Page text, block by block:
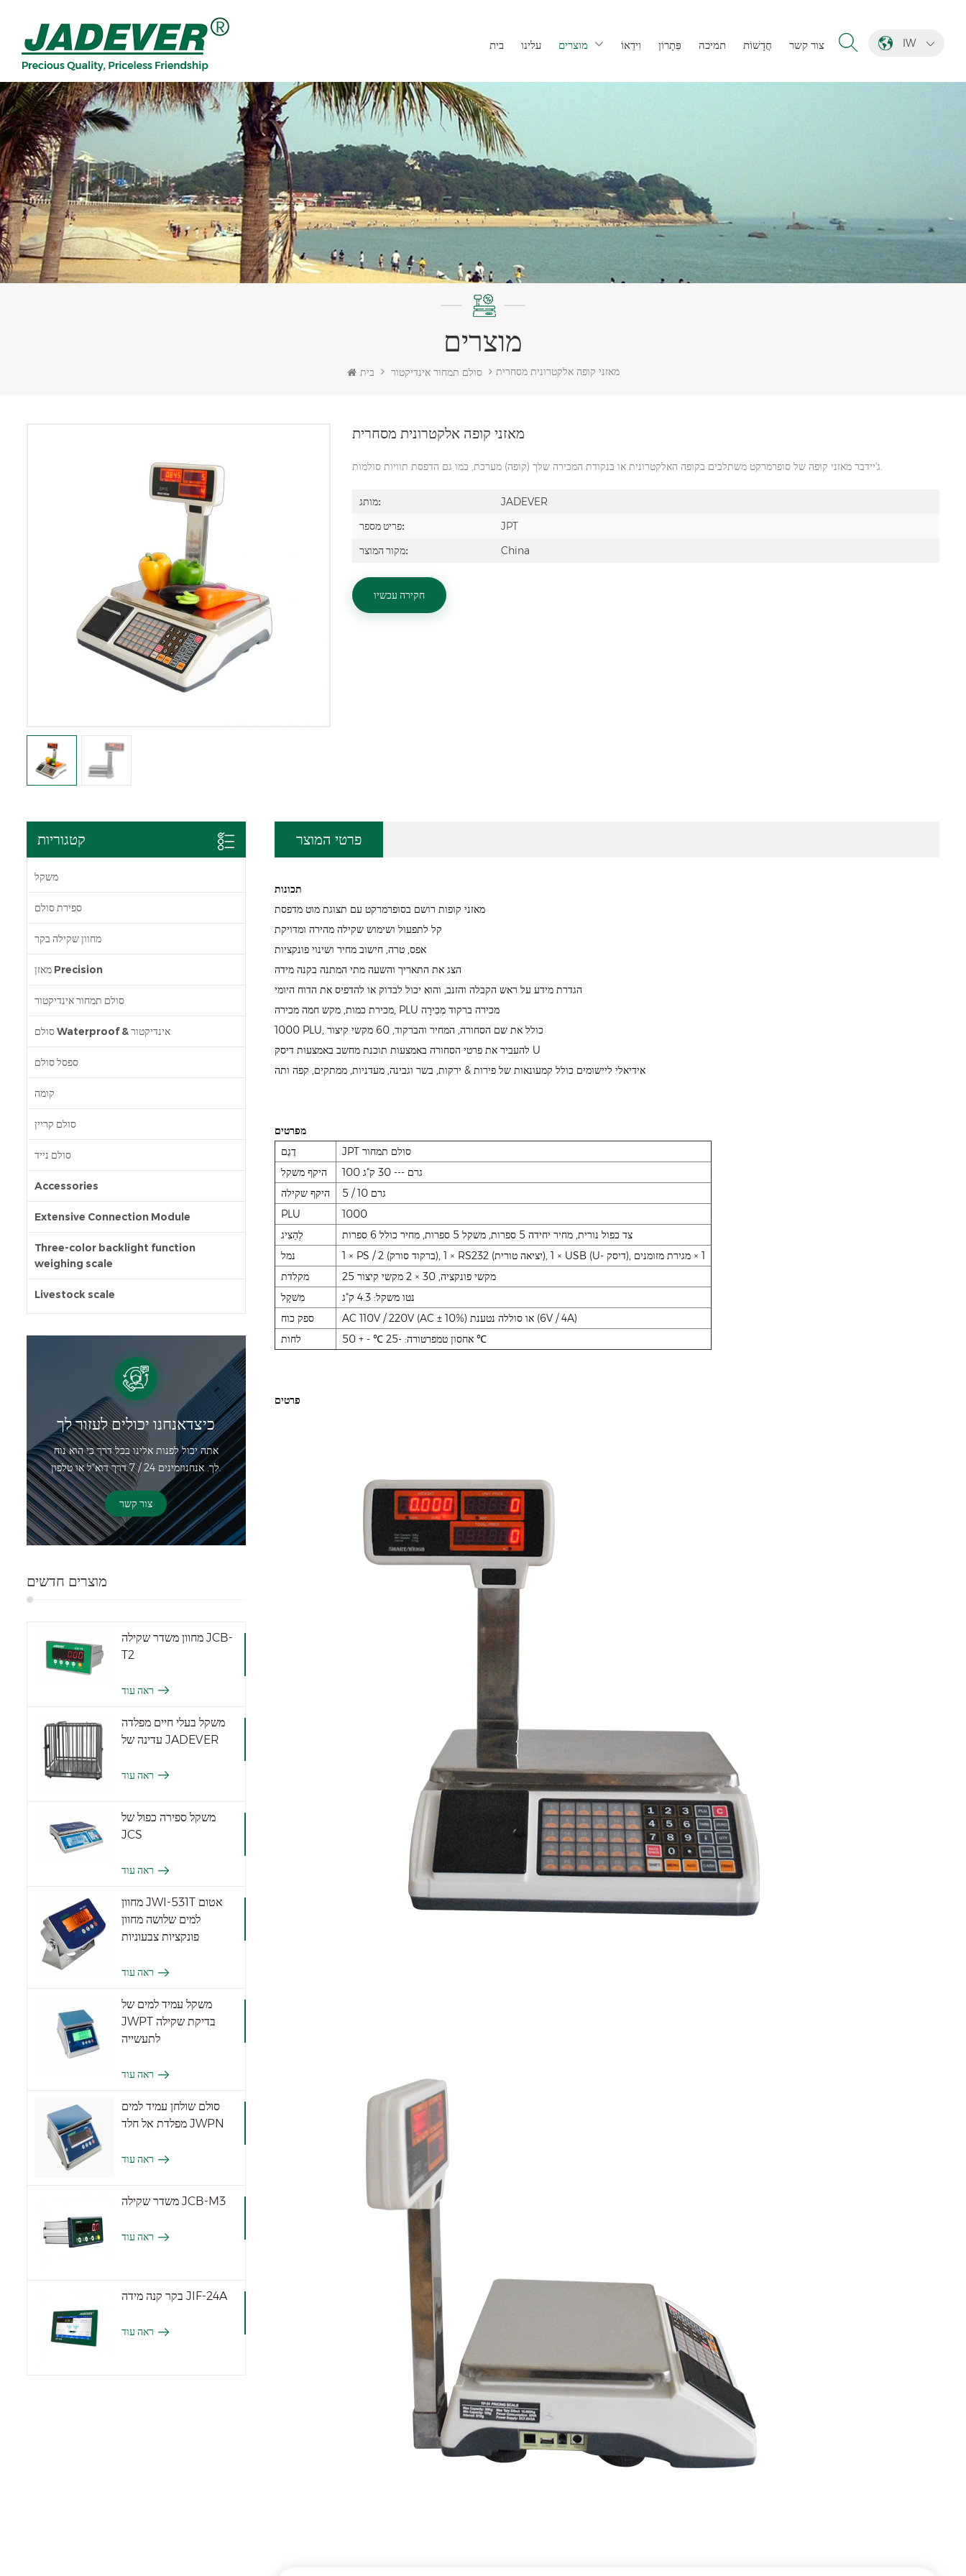
IW בית עלינו מוצרים וִידֵאוֹ פִּתָרוֹן תמיכה חֲדָשׁוֹת צור קשר
מוצרים
בית סולם תמחור אינדיקטור מאזני קופה אלקטרונית מסחרית
מאזני קופה אלקטרונית מסחרית
ג'יידבר מאזני קופה של סופרמרקט משתלבים בקופה האלקטרונית או בנקודת המכירה שלך (קופה) מערכת, כמו גם הדפסת תוויות סולמות.
מותג:
JADEVER
פריט מספר:
JPT
מקור המוצר:
China
חקירה עכשיו
קטגוריות
משקל
ספירת סולם
מחוון שקילה בקר
מאזן Precision
סולם תמחור אינדיקטור
סולם Waterproof & אינדיקטור
ספסל סולם
קומה
סולם קריין
סולם נייד
Accessories
Extensive Connection Module
Three-color backlight function
weighing scale
Livestock scale
כיצדאנחנו יכולים לעזור לך
אתה יכול לפנות אלינו בכל דרך כי הוא נוח
לך. אנחנוזמינים 24 / 7 דרך דוא"ל או טלפון.
צור קשר
מוצרים חדשים
מחוון משדר שקילה JCB-
T2
ראה עוד
משקל בעלי חיים מפלדה
עדינה של JADEVER
ראה עוד
משקל ספירה כפול של
JCS
ראה עוד
מחוון JWI-531T אטום
למים שלושה מחוון
פונקציות צבעוניות
ראה עוד
משקל עמיד למים של
JWPT בדיקת שקילה
לתעשייה
ראה עוד
סולם שולחן עמיד למים
מפלדת אל חלד JWPN
ראה עוד
משדר שקילה JCB-M3
ראה עוד
בקר קנה מידה JIF-24A
ראה עוד
פרטי המוצר
תכונות
מאזני קופות רושם בסופרמרקט עם תצוגת מוט מדפסת
קל לתפעול ושימוש שקילה מהירה ומדויקת
אפס, טרה, חישוב מחיר ושינוי פונקציות
הצג את התאריך והשעה מתי המתנה בקנה מידה
הגדרת מידע על ראש הקבלה והזנב, והוא יכול לבדוק או להדפיס את הדוח היומי
מכירת כמות, מקש חמה מכירה, PLU מכירה ברקוד מְכִירָה
1000 PLU, כולל את שם הסחורה, המחיר והברקוד, 60 מקשי קיצור
להעביר את פרטי הסחורה באמצעות תוכנת מחשב באמצעות דיסק U
אידיאלי ליישומים כולל קמעונאות של פירות & ירקות, בשר וגבינה, מעדניות, ממתקים, קפה ותה
מפרטים
דֶגֶם
JPT סולם תמחור
היקף משקל
100 גרם --- 30 ק"ג
היקף שקילה
5 / 10 גרם
PLU
1000
לְהַצִיג
צד כפול נורית, מחיר יחידה 5 ספרות, משקל 5 ספרות, מחיר כולל 6 ספרות
נמל
1 × PS / 2 (ברקוד סורק), 1 × RS232 (יציאה טורית), 1 × USB (U- דיסק), 1 × מגירת מזומנים
מקלדת
25 מקשי פונקציה, 30 × 2 מקשי קיצור
מִשׁקָל
נטו משקל: 4.3 ק"ג
ספק כוח
AC 110V / 220V (AC ± 10%) או סוללה נטענת (6V / 4A)
לחות
אחסון טמפרטורה: -25 ℃ - + 50 ℃
פרטים